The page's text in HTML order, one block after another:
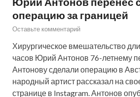
операцию за границей
Оставьте комментарий
Хирургическое вмешательство
часов Юрий Антонов 76-летнему
Антонову сделали операцию в
народный артист рассказал на
странице в Instagram. Антонов